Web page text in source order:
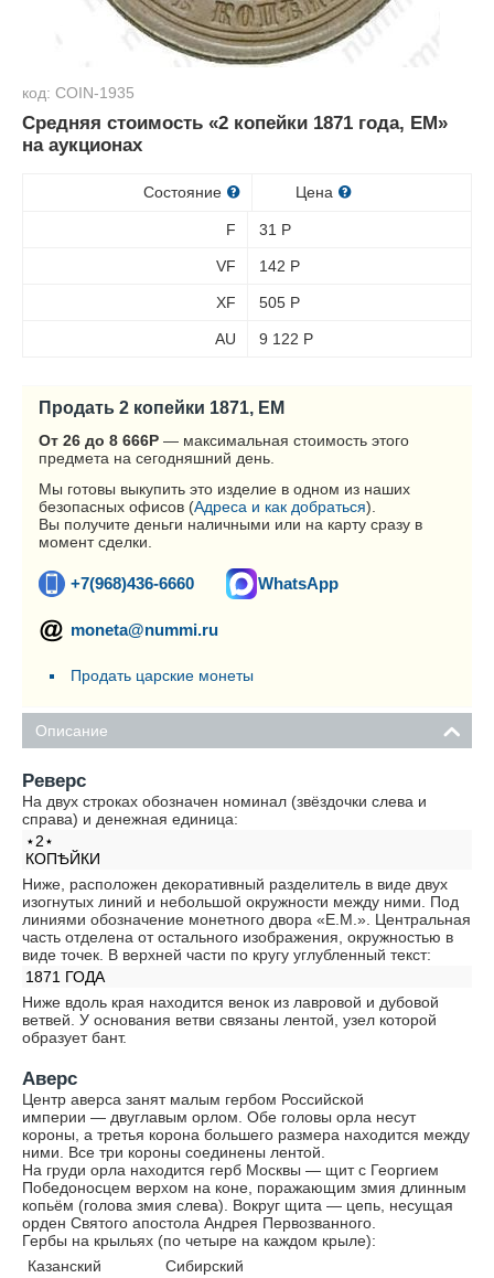
код: COIN-1935
Средняя стоимость «2 копейки 1871 года, ЕМ»
на аукционах
Состояние Цена
F 31 Р
VF 142 Р
XF 505 Р
AU 9 122 Р
Продать 2 копейки 1871, ЕМ
От 26 до 8 666Р — максимальная стоимость этого
предмета на сегодняшний день.
Мы готовы выкупить это изделие в одном из наших
безопасных офисов (Адреса и как добраться).
Вы получите деньги наличными или на карту сразу в
момент сделки.
+7(968)436-6660 WhatsApp
moneta@nummi.ru
Продать царские монеты
Описание
Реверс
На двух строках обозначен номинал (звёздочки слева и
справа) и денежная единица:
⋆2⋆
КОПѢЙКИ
Ниже, расположен декоративный разделитель в виде двух
изогнутых линий и небольшой окружности между ними. Под
линиями обозначение монетного двора «Е.М.». Центральная
часть отделена от остального изображения, окружностью в
виде точек. В верхней части по кругу углубленный текст:
1871 ГОДА
Ниже вдоль края находится венок из лавровой и дубовой
ветвей. У основания ветви связаны лентой, узел которой
образует бант.
Аверс
Центр аверса занят малым гербом Российской
империи — двуглавым орлом. Обе головы орла несут
короны, а третья корона большего размера находится между
ними. Все три короны соединены лентой.
На груди орла находится герб Москвы — щит с Георгием
Победоносцем верхом на коне, поражающим змия длинным
копьём (голова змия слева). Вокруг щита — цепь, несущая
орден Святого апостола Андрея Первозванного.
Гербы на крыльях (по четыре на каждом крыле):
Казанский
Сибирский